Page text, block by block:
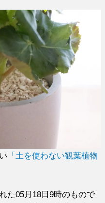
「土を使わない観葉植物
た05月18日9時のもので